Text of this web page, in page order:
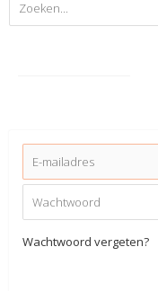
Wachtwoord vergeten?